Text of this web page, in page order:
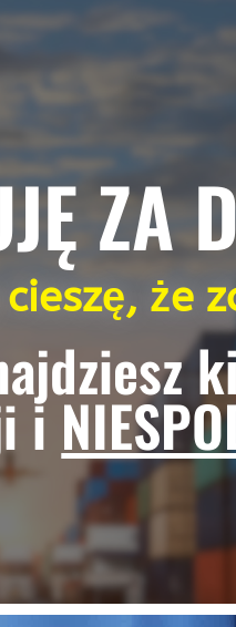
ZA
że
i